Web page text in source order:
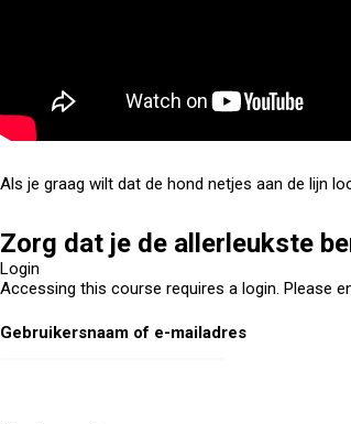
Als je graag wilt dat de hond netjes aan de lijn
Zorg dat je de allerleukste
Login
Accessing this course requires a login. Please
Gebruikersnaam of e-mailadres